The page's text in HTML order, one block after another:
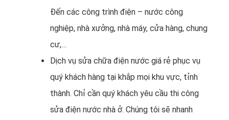
Đến các công trình điện – nước công
nghiệp, nhà xưởng, nhà máy, cửa hàng, chung
cư,…
Dịch vụ sửa chữa điện nước giá rẻ phục vụ
quý khách hàng tại khắp mọi khu vực, tỉnh
thành. Chỉ cần quý khách yêu cầu thi công
sửa điện nước nhà ở. Chúng tôi sẽ nhanh